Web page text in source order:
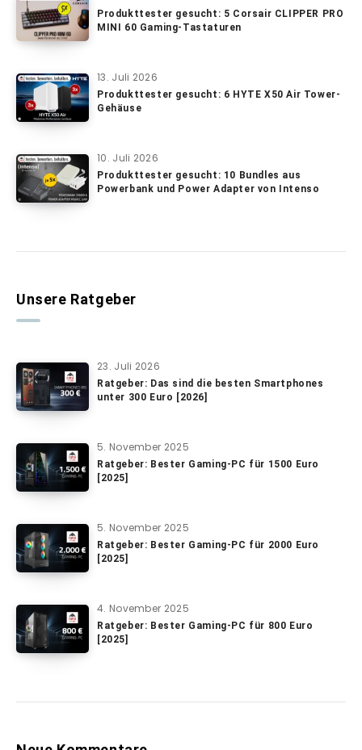
Produkttester gesucht: 5 Corsair CLIPPER PRO
MINI 60 Gaming-Tastaturen
13. Juli 2026
Produkttester gesucht: 6 HYTE X50 Air Tower-
Gehäuse
10. Juli 2026
Produkttester gesucht: 10 Bundles aus
Powerbank und Power Adapter von Intenso
Unsere Ratgeber
23. Juli 2026
Ratgeber: Das sind die besten Smartphones
unter 300 Euro [2026]
5. November 2025
Ratgeber: Bester Gaming-PC für 1500 Euro
[2025]
5. November 2025
Ratgeber: Bester Gaming-PC für 2000 Euro
[2025]
4. November 2025
Ratgeber: Bester Gaming-PC für 800 Euro
[2025]